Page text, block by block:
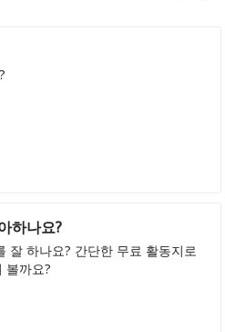
하나요?
잘 하나요? 간단한 무료 활동지로
볼까요?